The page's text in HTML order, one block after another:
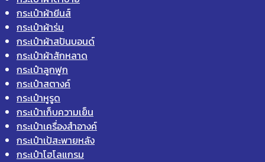
กระเป๋าผ้ายีนส์
กระเป๋าผ้าร่ม
กระเป๋าผ้าสปันบอนด์
กระเป๋าผ้าสักหลาด
กระเป๋าลูกฟูก
กระเป๋าสตางค์
กระเป๋าหูรูด
กระเป๋าเก็บความเย็น
กระเป๋าเครื่องสำอางค์
กระเป๋าเป้สะพายหลัง
กระเป๋าโฮโลแกรม